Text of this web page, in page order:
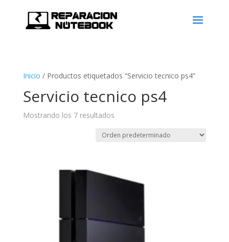
Inicio / Productos etiquetados “Servicio tecnico ps4”
Servicio tecnico ps4
Mostrando los 7 resultados